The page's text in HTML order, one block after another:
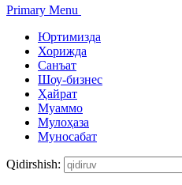
Primary Menu
Юртимизда
Хорижда
Санъат
Шоу-бизнес
Ҳайрат
Муаммо
Мулоҳаза
Муносабат
Qidirshish: